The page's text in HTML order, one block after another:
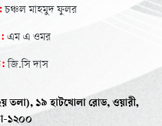
চঞ্চল মাহমুদ ফুলর
এম এ ওমর
জি.সি দাস
তলা), ১৯ হাটখোলা রোড, ওয়ারী,
১২০০